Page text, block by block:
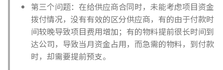
第三个问题：在给供应商合同时，未能考虑项目资金
拨付情况，没有有效的区分供应商，有的由于付款时
间较晚导致项目费用增加；有的物料提前很长时间到
达公司，导致当月资金占用，而急需的物料，到付款
时，却需要提前预支。